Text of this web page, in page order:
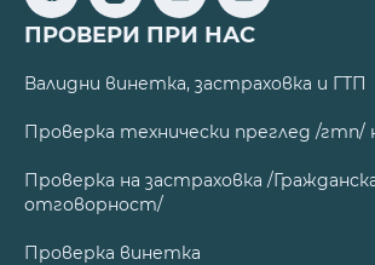
ПРОВЕРИ ПРИ НАС
Валидни винетка, застраховка и ГТП
Проверка технически преглед /гтп/
Проверка на застраховка /
отговорност/
Проверка винетка